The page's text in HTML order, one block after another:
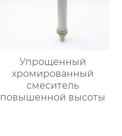
Упрощенный
хромированный
смеситель
повышенной высоты